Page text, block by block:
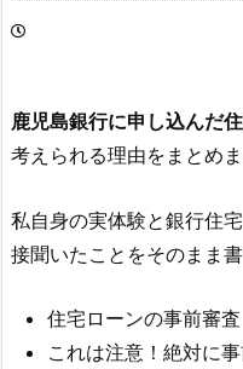
鹿児島銀行に申し込んだ
考えられる理由をまとめま
私自身の実体験と銀行住
接聞いたことをそのまま書
住宅ローンの事前審
これは注意！絶対に